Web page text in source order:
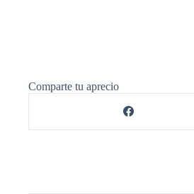
Comparte tu aprecio